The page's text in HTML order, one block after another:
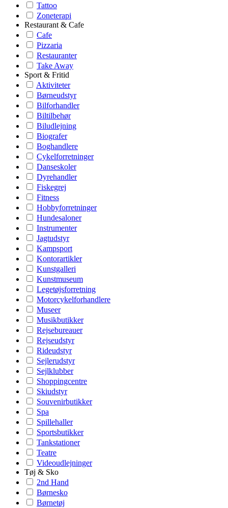
Tattoo
Zoneterapi
Restaurant & Cafe
Cafe
Pizzaria
Restauranter
Take Away
Sport & Fritid
Aktiviteter
Børneudstyr
Bilforhandler
Biltilbehør
Biludlejning
Biografer
Boghandlere
Cykelforretninger
Danseskoler
Dyrehandler
Fiskegrej
Fitness
Hobbyforretninger
Hundesaloner
Instrumenter
Jagtudstyr
Kampsport
Kontorartikler
Kunstgalleri
Kunstmuseum
Legetøjsforretning
Motorcykelforhandlere
Museer
Musikbutikker
Rejsebureauer
Rejseudstyr
Rideudstyr
Sejlerudstyr
Sejlklubber
Shoppingcentre
Skiudstyr
Souvenirbutikker
Spa
Spillehaller
Sportsbutikker
Tankstationer
Teatre
Videoudlejninger
Tøj & Sko
2nd Hand
Børnesko
Børnetøj